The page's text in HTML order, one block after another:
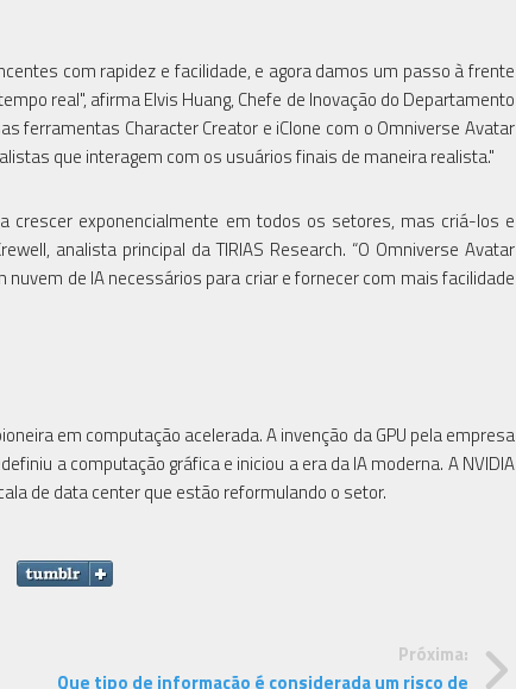
com rapidez e facilidade, e agora damos um passo à frente
real", afirma Elvis Huang, Chefe de Inovação do Departamento
ferramentas Character Creator e iClone com o Omniverse Avatar
que interagem com os usuários finais de maneira realista."
crescer exponencialmente em todos os setores, mas criá-los e
analista principal da TIRIAS Research. “O Omniverse Avatar
de IA necessários para criar e fornecer com mais facilidade
em computação acelerada. A invenção da GPU pela empresa
a computação gráfica e iniciou a era da IA moderna. A NVIDIA
de data center que estão reformulando o setor.
Próxima:
Que tipo de informação é considerada um risco de